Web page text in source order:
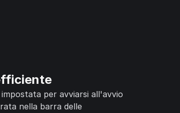
per avviarsi all'avvio
nella barra delle